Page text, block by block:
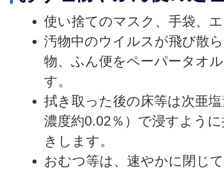
使い捨てのマスク、手袋、
汚物中のウイルスが飛び散
物、ふん便をペーパータオ
す。
拭き取った後の床等は次亜
濃度約0.02％）で浸すよう
きします。
おむつ等は、速やかに閉じ